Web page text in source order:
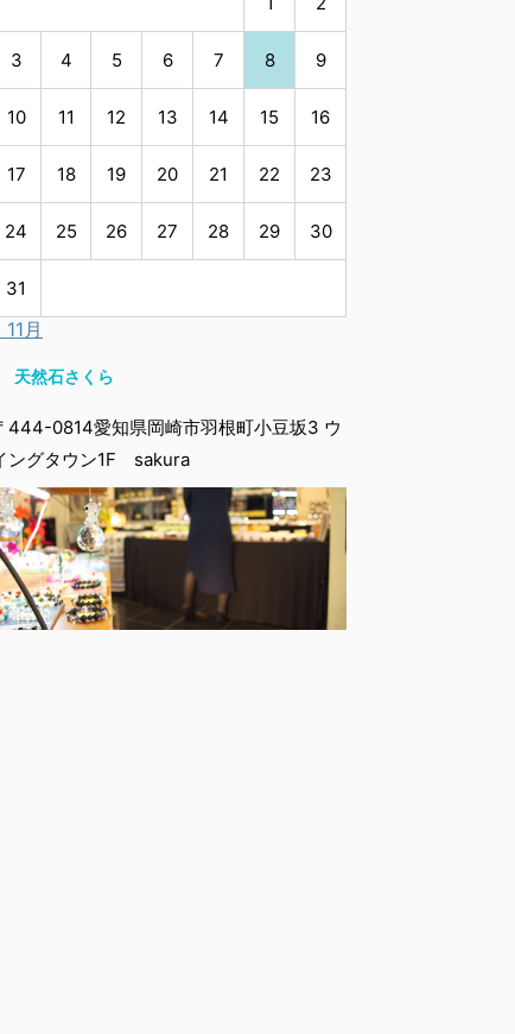
3 4 5 6 7 8 9
10 11 12 13 14 15 16
17 18 19 20 21 22 23
24 25 26 27 28 29 30
31
11月
天然石さくら
444-0814愛知県岡崎市羽根町小豆坂3 ウ
ングタウン1F sakura